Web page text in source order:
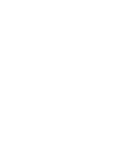
Cabe recordar que en
primera hora de la
edad en la provincia de
asesinato» de los dos